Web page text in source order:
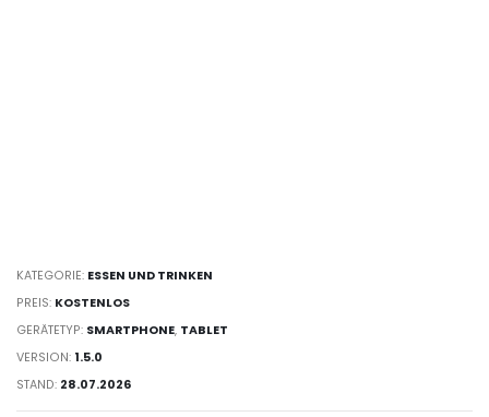
KATEGORIE: ESSEN UND TRINKEN
PREIS: KOSTENLOS
GERÄTETYP: SMARTPHONE, TABLET
VERSION: 1.5.0
STAND: 28.07.2026